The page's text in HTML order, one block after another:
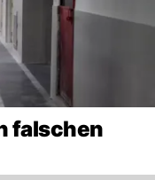
falschen